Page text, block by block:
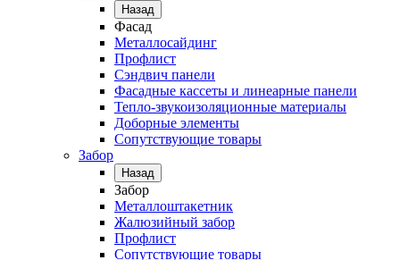
Назад
Фасад
Металлосайдинг
Профлист
Сэндвич панели
Фасадные кассеты и линеарные панели
Тепло-звукоизоляционные материалы
Доборные элементы
Сопутствующие товары
Забор
Назад
Забор
Металлоштакетник
Жалюзийный забор
Профлист
Сопутствующие товары